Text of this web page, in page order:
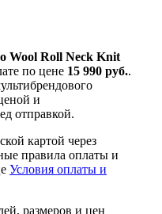
Wool Roll Neck Knit
по цене 15 990 руб..
и
отправкой.
картой через
правила оплаты и
Условия оплаты и
размеров и цен